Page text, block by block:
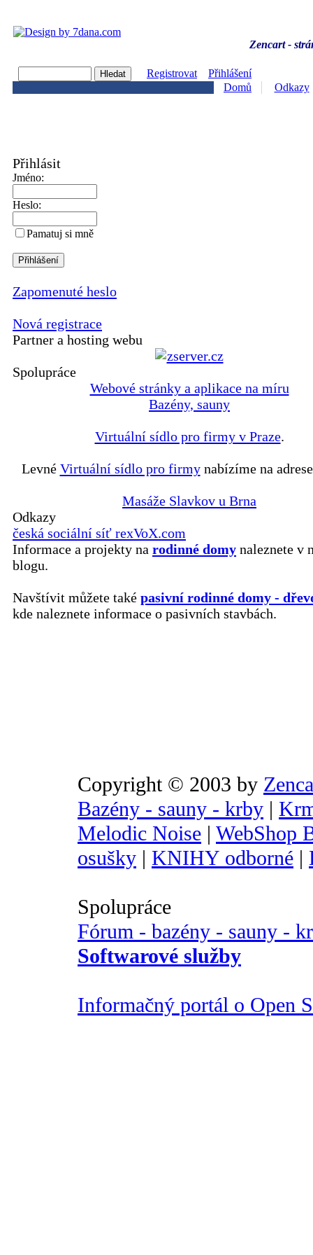
Zencart -
Registrovat
Přihlášení
Domů
Odkazy
Přihlásit
Jméno:
Heslo:
Pamatuj si mně
Zapomenuté heslo
Nová registrace
Partner a hosting webu
Spolupráce
Webové stránky a aplikace na míru
Bazény, sauny
Virtuální sídlo pro firmy v Praze.
Levné Virtuální sídlo pro firmynabízíme na
Masáže Slavkov u Brna
Odkazy
česká sociální síť rexVoX.com
Informace a projekty na rodinné domy naleznete v
blogu.
Navštívit můžete také pasivní rodinné domy -
kde naleznete informace o pasivních stavbách.
Copyright © 2003 by
Bazény - sauny - krby |
Melodic Noise | WebShop
osušky | KNIHY odborné |
Spolupráce
Fórum - bazény - sauny -
Softwarové služby
Informačný portál o Open